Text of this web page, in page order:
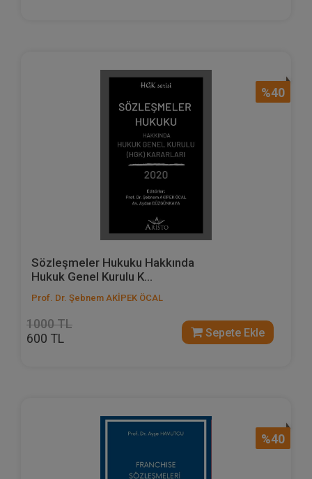
%40
Sözleşmeler Hukuku Hakkında
Hukuk Genel Kurulu K...
Prof. Dr. Şebnem AKİPEK ÖCAL
1000 TL
600 TL Sepete Ekle
%40